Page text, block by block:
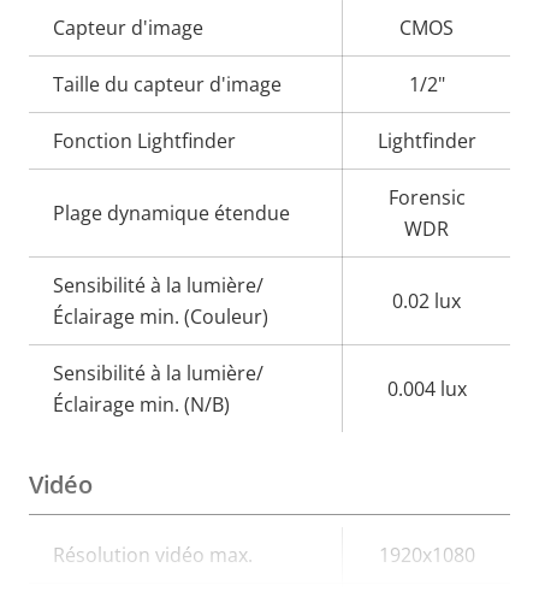
Description
de la
propriété
la
propriété
Capteur d'image CMOS
Taille du capteur d'image 1/2"
Fonction Lightfinder Lightfinder
Plage dynamique étendue
Forensic
WDR
Sensibilité à la lumière/
Éclairage min. (Couleur)
0.02 lux
Sensibilité à la lumière/
Éclairage min. (N/B)
0.004 lux
Vidéo
Description
Valeur de
Résolution vidéo max. 1920x1080